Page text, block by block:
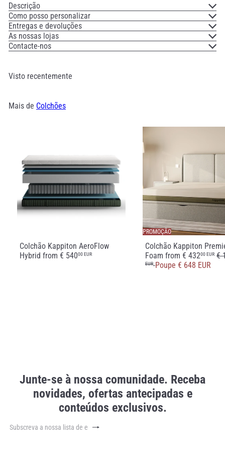
Descrição
Como posso personalizar
Entregas e devoluções
As nossas lojas
Contacte-nos
Visto recentemente
Mais de Colchões
Colchão Kappiton AeroFlow
Hybrid from € 54000 EUR
PROMOÇÃO
Colchão Kappiton
Foam from € 43200 EUR P
€
EUR Poupe € 648 EUR
Junte-se à nossa comunidade. Receba
novidades, ofertas antecipadas e
conteúdos exclusivos.
Subscrever
Subscreva